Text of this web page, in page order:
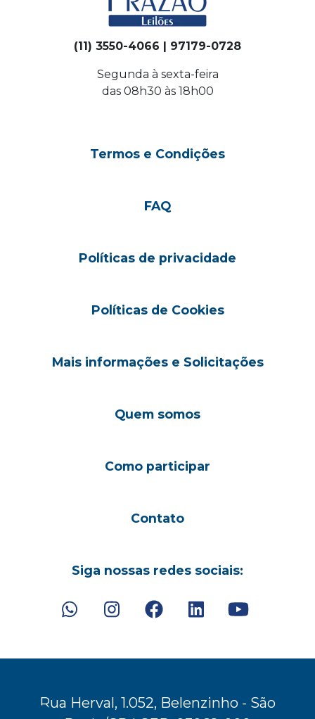
(11) 3550-4066 | 97179-0728
Segunda à sexta-feira
das 08h30 às 18h00
Termos e Condições
FAQ
Políticas de privacidade
Políticas de Cookies
Mais informações e Solicitações
Quem somos
Como participar
Contato
Siga nossas redes sociais:
Rua Herval, 1.052, Belenzinho - São